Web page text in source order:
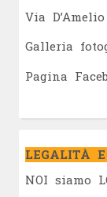
Via
Galleria
Pagina
LEGALITÀ
NOI siamo